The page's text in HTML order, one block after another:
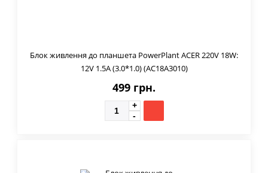
Блок живлення до планшета PowerPlant ACER 220V 18W:
12V 1.5A (3.0*1.0) (AC18A3010)
499 грн.